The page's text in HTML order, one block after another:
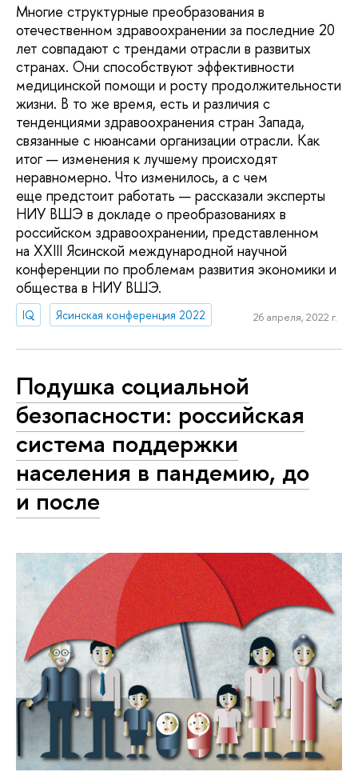
Многие структурные преобразования в
отечественном здравоохранении за последние 20
лет совпадают с трендами отрасли в развитых
странах. Они способствуют эффективности
медицинской помощи и росту продолжительности
жизни. В то же время, есть и различия с
тенденциями здравоохранения стран Запада,
связанные с нюансами организации отрасли. Как
итог — изменения к лучшему происходят
неравномерно. Что изменилось, а с чем
еще предстоит работать — рассказали эксперты
НИУ ВШЭ в докладе о преобразованиях в
российском здравоохранении, представленном
на XXIII Ясинской международной научной
конференции по проблемам развития экономики и
общества в НИУ ВШЭ.
IQ Ясинская конференция 2022 26 апреля, 2022 г.
Подушка социальной
безопасности: российская
система поддержки
населения в пандемию, до
и после